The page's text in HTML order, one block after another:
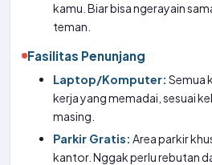
kamu. Biar bisa ngerayain
teman.
Fasilitas Penunjang
Laptop/Komputer: Semua
kerja yang memadai, sesuai
masing.
Parkir Gratis: Area parkir
kantor. Nggak perlu rebutan